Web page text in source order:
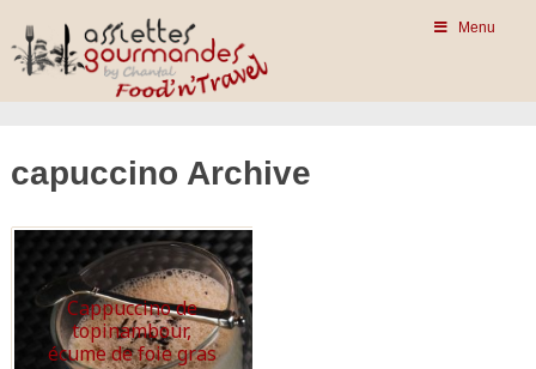
Menu
capuccino Archive
Cappuccino de
topinambour,
écume de foie gras